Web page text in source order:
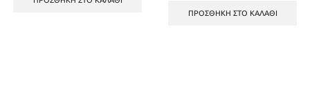
ΠΡΟΣΘΉΚΗ ΣΤΟ ΚΑΛΆΘΙ